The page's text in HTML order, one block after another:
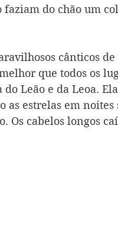
do chão um
cânticos de
que todos os
Leão e da Leoa.
as estrelas em noites
Os cabelos longos